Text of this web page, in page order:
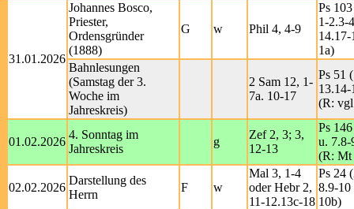
31.01.2026
Johannes Bosco,
Priester,
Ordensgründer
(1888)
G w Phil 4, 4-9
Ps
1-2.3-
14.17-
1a)
Bahnlesungen
(Samstag der 3.
Woche im
Jahreskreis)
2 Sam 12, 1-
7a. 10-17
Ps 51
13.14-
(R:
01.02.2026
4. Sonntag im
Jahreskreis
g
Zef 2, 3; 3,
12-13
Ps
u. 7.8-
(R: Mt
02.02.2026
Darstellung des
Herrn
F w
Mal 3, 1-4
oder Hebr 2,
11-12.13c-18
Ps 24
8.9-
10b)